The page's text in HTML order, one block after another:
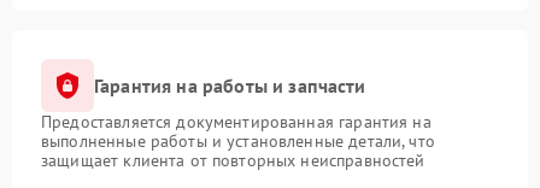
Гарантия на работы и запчасти
Предоставляется документированная гарантия на
выполненные работы и установленные детали, что
защищает клиента от повторных неисправностей